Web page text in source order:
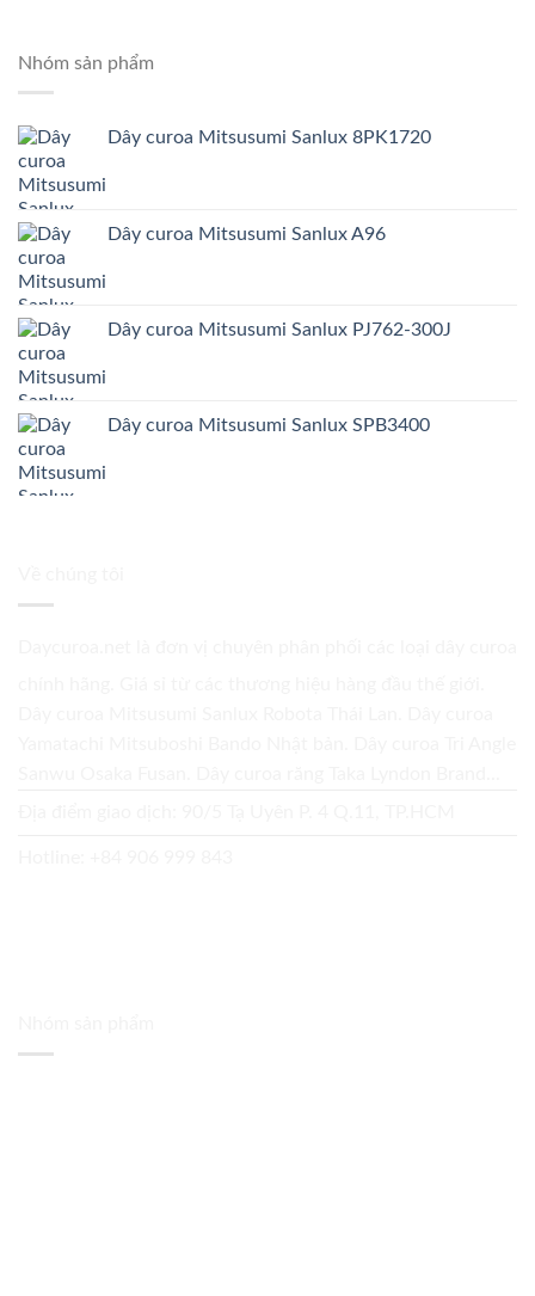
Nhóm sản phẩm
Dây curoa Mitsusumi Sanlux 8PK1720
Dây curoa Mitsusumi Sanlux A96
Dây curoa Mitsusumi Sanlux PJ762-300J
Dây curoa Mitsusumi Sanlux SPB3400